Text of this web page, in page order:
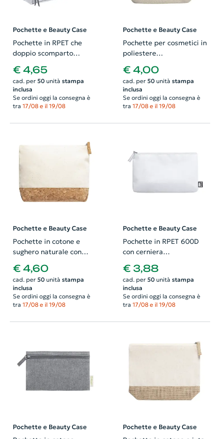
Pochette e Beauty Case
Pochette in RPET che
doppio scomparto
€ 4,65
cad. per 50unità stampa
inclusa
Se ordini oggi la consegna è
tra 17/08 e il 19/08
Pochette e Beauty Case
Pochette per cosmetici in
poliestere
€ 4,00
cad. per 50unità stampa
inclusa
Se ordini oggi la consegna è
tra 17/08 e il 19/08
Pochette e Beauty Case
Pochette in cotone e
sughero naturale con
€ 4,60
cad. per 50unità stampa
inclusa
Se ordini oggi la consegna è
tra 17/08 e il 19/08
Pochette e Beauty Case
Pochette in RPET 600D
con cerniera
€ 3,88
cad. per 50unità stampa
inclusa
Se ordini oggi la consegna è
tra 17/08 e il 19/08
Pochette e Beauty Case Pochette e Beauty Case